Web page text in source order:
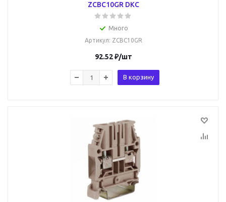
ZCBC10GR DKC
Много
Артикул: ZCBC10GR
92.52₽/шт
В корзину